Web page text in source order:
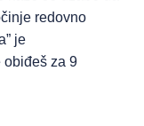
redovno
je
za 9